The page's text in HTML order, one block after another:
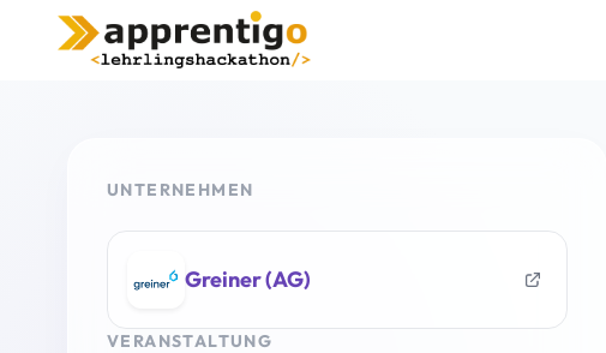
UNTERNEHMEN
Greiner (AG)
VERANSTALTUNG